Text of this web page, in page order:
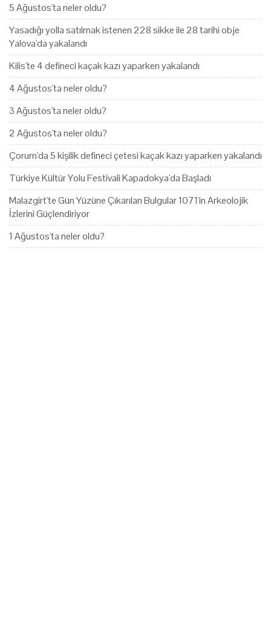
5 Ağustos'ta neler oldu?
Yasadığı yolla satılmak istenen 228 sikke ile 28 tarihi obje
Yalova'da yakalandı
Kilis'te 4 defineci kaçak kazı yaparken yakalandı
4 Ağustos'ta neler oldu?
3 Ağustos'ta neler oldu?
2 Ağustos'ta neler oldu?
Çorum'da 5 kişilik defineci çetesi kaçak kazı yaparken yakalandı
Türkiye Kültür Yolu Festivali Kapadokya'da Başladı
Malazgirt'te Gün Yüzüne Çıkarılan Bulgular 1071'in Arkeolojik
İzlerini Güçlendiriyor
1 Ağustos'ta neler oldu?